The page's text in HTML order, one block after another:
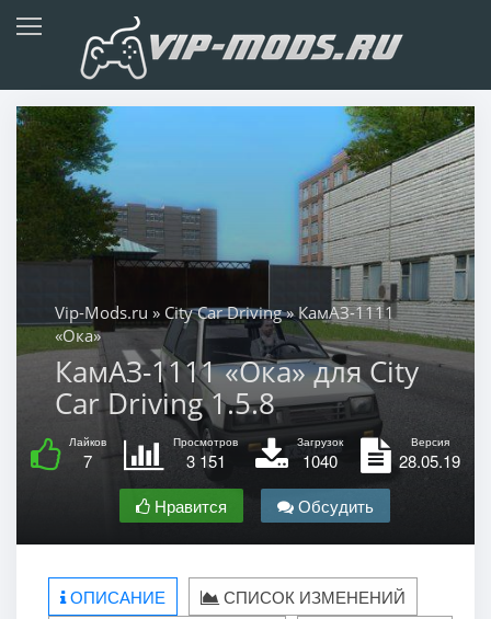
Vip-Mods.ru » City Car Driving» КамАЗ-1111
«Ока»
КамАЗ-1111 «Ока» для City
Car Driving 1.5.8
Лайков
7
Просмотров
3 151
Загрузок
1040
Версия
28.05.19
Нравится
Обсудить
ОПИСАНИЕ
СПИСОК ИЗМЕНЕНИЙ